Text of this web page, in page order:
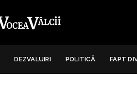
DEZVALUIRI POLITICĂ FAPT